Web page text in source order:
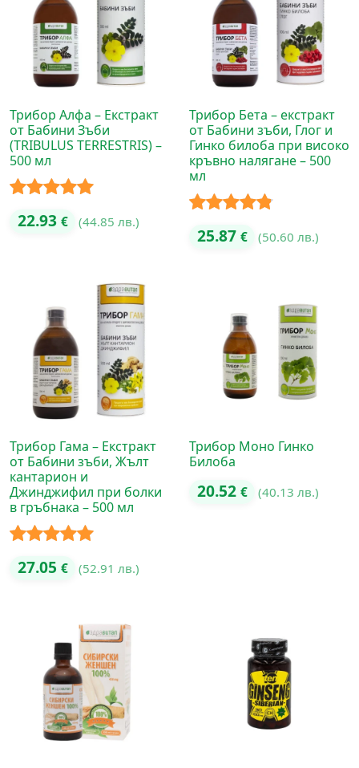
Трибор Алфа – Екстракт
от Бабини Зъби
(TRIBULUS TERRESTRIS) –
500 мл
Оценено с
22.93 € (44.85 лв.)
Трибор Бета – екстракт
от Бабини зъби, Глог и
Гинко билоба при високо
кръвно налягане – 500
мл
Оценено с
25.87 € (50.60 лв.)
Трибор Гама – Екстракт
от Бабини зъби, Жълт
кантарион и
Джинджифил при болки
в гръбнака – 500 мл
Оценено с
27.05 € (52.91 лв.)
Трибор Моно Гинко
Билоба
20.52 € (40.13 лв.)